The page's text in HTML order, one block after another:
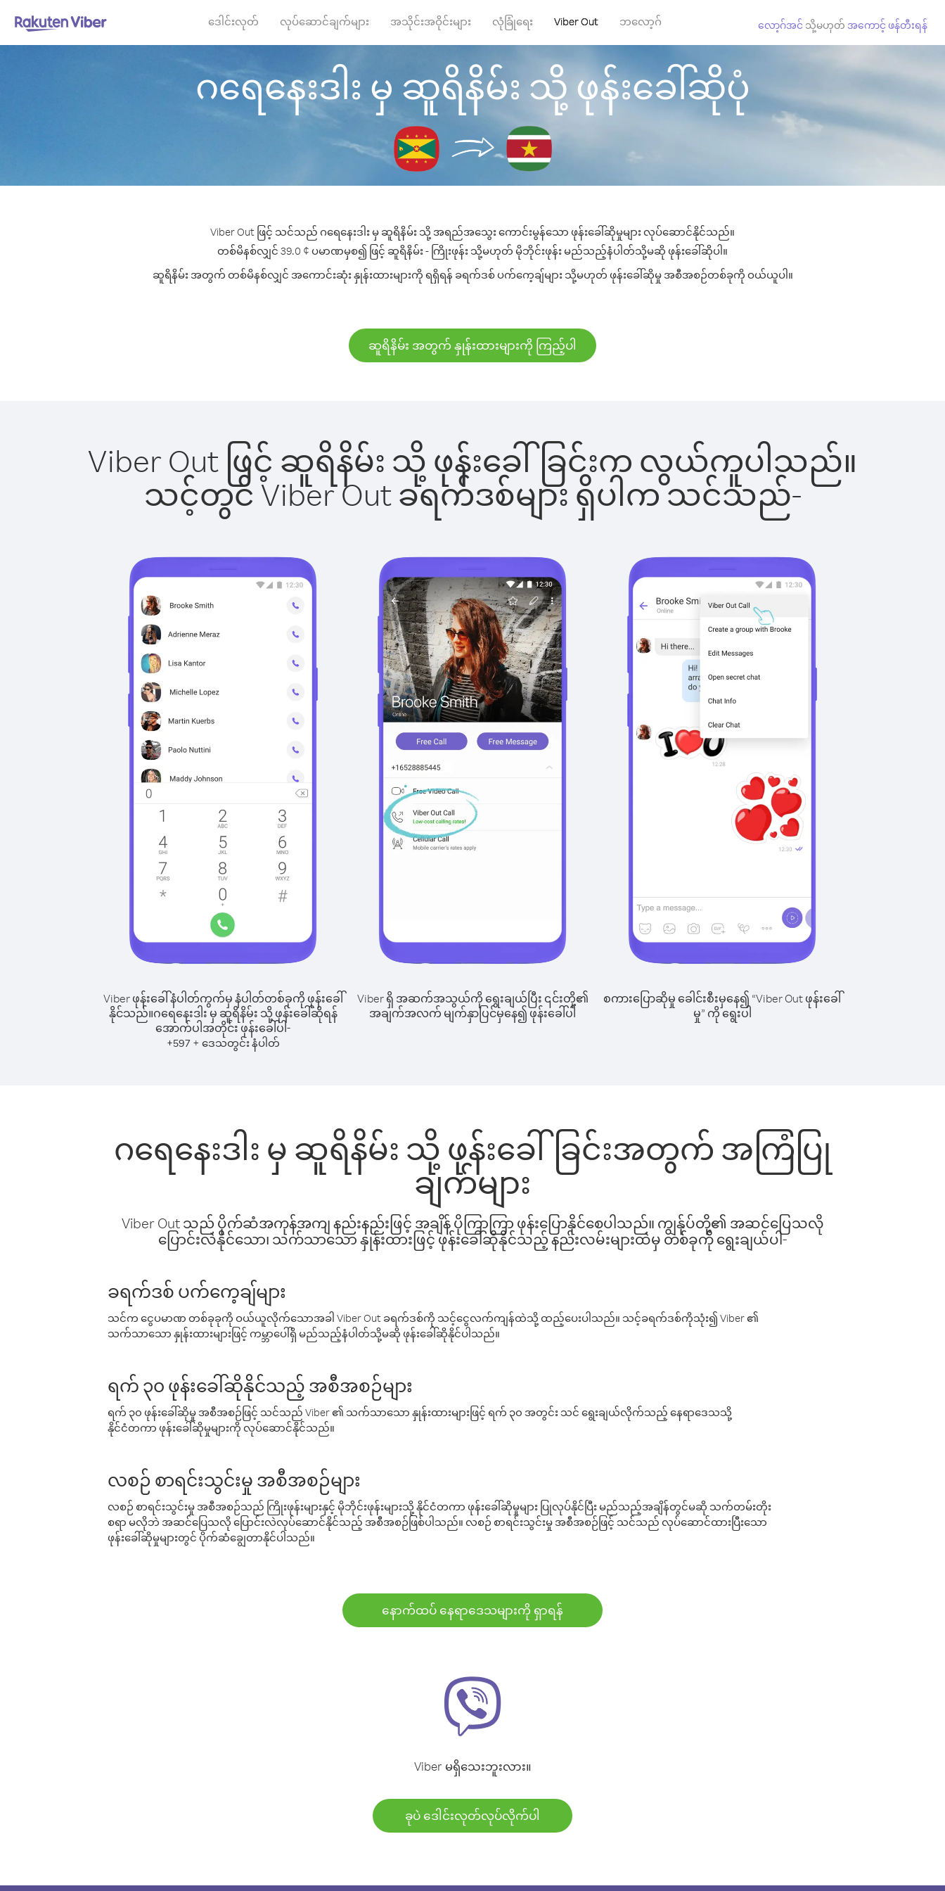
ဒေါင်းလုတ် လုပ်ဆောင်ချက်များ အသိုင်းအဝိုင်းများ လုံခြုံရေး Viber Out ဘလော့ဂ် လော့ဂ်အင် သို့မဟုတ် အကောင့် ဖန်တီးရန်
ဂရေနေးဒါး မှ ဆူရိနိမ်း သို့ ဖုန်းခေါ်ဆိုပုံ
Viber Out ဖြင့် သင်သည် ဂရေနေးဒါး မှ ဆူရိနိမ်း သို့ အရည်အသွေး ကောင်းမွန်သော ဖုန်းခေါ်ဆိုမှုများ လုပ်ဆောင်နိုင်သည်။
တစ်မိနစ်လျှင် 39.0 ¢ ပမာဏမှစ၍ ဖြင့် ဆူရိနိမ်း - ကြိုးဖုန်း သို့မဟုတ် မိုဘိုင်းဖုန်း မည်သည့်နံပါတ်သို့မဆို ဖုန်းခေါ်ဆိုပါ။
ဆူရိနိမ်း အတွက် တစ်မိနစ်လျှင် အကောင်းဆုံး နှုန်းထားများကို ရရှိရန် ခရက်ဒစ် ပက်ကေ့ချ်များ သို့မဟုတ် ဖုန်းခေါ်ဆိုမှု အစီအစဉ်တစ်ခုကို ဝယ်ယူပါ။
ဆူရိနိမ်း အတွက် နှုန်းထားများကို ကြည့်ပါ
Viber Out ဖြင့် ဆူရိနိမ်း သို့ ဖုန်းခေါ်ခြင်းက လွယ်ကူပါသည်။
သင့်တွင် Viber Out ခရက်ဒစ်များ ရှိပါက သင်သည်-
Viber ဖုန်းခေါ်နံပါတ်ကွက်မှ နံပါတ်တစ်ခုကို ဖုန်းခေါ်
နိုင်သည်။ဂရေနေးဒါး မှ ဆူရိနိမ်း သို့ ဖုန်းခေါ်ဆိုရန်
အောက်ပါအတိုင်း ဖုန်းခေါ်ပါ-
+597+ ဒေသတွင်း နံပါတ်
Viber ရှိ အဆက်အသွယ်ကို ရွေးချယ်ပြီး ၎င်းတို့၏
အချက်အလက် မျက်နှာပြင်မှနေ၍ ဖုန်းခေါ်ပါ
စကားပြောဆိုမှု ခေါင်းစီးမှနေ၍ “Viber Out ဖုန်းခေါ်
မှု” ကို ရွေးပါ
ဂရေနေးဒါး မှ ဆူရိနိမ်း သို့ ဖုန်းခေါ်ခြင်းအတွက် အကြံပြု
ချက်များ
Viber Out သည် ပိုက်ဆံအကုန်အကျ နည်းနည်းဖြင့် အချိန် ပိုကြာကြာ ဖုန်းပြောနိုင်စေပါသည်။ ကျွန်ုပ်တို့၏ အဆင်ပြေသလို
ပြောင်းလဲနိုင်သော၊ သက်သာသော နှုန်းထားဖြင့် ဖုန်းခေါ်ဆိုနိုင်သည့် နည်းလမ်းများထဲမှ တစ်ခုကို ရွေးချယ်ပါ-
ခရက်ဒစ် ပက်ကေ့ချ်များ
သင်က ငွေပမာဏ တစ်ခုခုကို ဝယ်ယူလိုက်သောအခါ Viber Out ခရက်ဒစ်ကို သင့်ငွေလက်ကျန်ထဲသို့ ထည့်ပေးပါသည်။ သင့်ခရက်ဒစ်ကိုသုံး၍ Viber ၏
သက်သာသော နှုန်းထားများဖြင့် ကမ္ဘာပေါ်ရှိ မည်သည့်နံပါတ်သို့မဆို ဖုန်းခေါ်ဆိုနိုင်ပါသည်။
ရက် ၃၀ ဖုန်းခေါ်ဆိုနိုင်သည့် အစီအစဉ်များ
ရက် ၃၀ ဖုန်းခေါ်ဆိုမှု အစီအစဉ်ဖြင့် သင်သည် Viber ၏ သက်သာသော နှုန်းထားများဖြင့် ရက် ၃၀ အတွင်း သင် ရွေးချယ်လိုက်သည့် နေရာဒေသသို့
နိုင်ငံတကာ ဖုန်းခေါ်ဆိုမှုများကို လုပ်ဆောင်နိုင်သည်။
လစဉ် စာရင်းသွင်းမှု အစီအစဉ်များ
လစဉ် စာရင်းသွင်းမှု အစီအစဉ်သည် ကြိုးဖုန်းများနှင့် မိုဘိုင်းဖုန်းများသို့ နိုင်ငံတကာ ဖုန်းခေါ်ဆိုမှုများ ပြုလုပ်နိုင်ပြီး မည်သည့်အချိန်တွင်မဆို သက်တမ်းတိုး
စရာ မလိုဘဲ အဆင်ပြေသလို ပြောင်းလဲလုပ်ဆောင်နိုင်သည့် အစီအစဉ်ဖြစ်ပါသည်။ လစဉ် စာရင်းသွင်းမှု အစီအစဉ်ဖြင့် သင်သည် လုပ်ဆောင်ထားပြီးသော
ဖုန်းခေါ်ဆိုမှုများတွင် ပိုက်ဆံချွေတာနိုင်ပါသည်။
နောက်ထပ် နေရာဒေသများကို ရှာရန်
Viber မရှိသေးဘူးလား။
ခုပဲ ဒေါင်းလုတ်လုပ်လိုက်ပါ